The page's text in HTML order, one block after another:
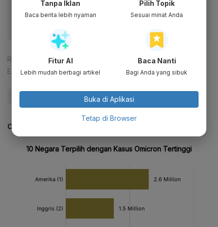
fitur menarik lainnya lewat aplikasi mobile Katadata.
Reporter:
Rizky Alika
Editor: Ameidyo Daud Nasution
#Covid-19 #Virus Corona
CEK JUGA DATA INI
Tanpa Iklan
Baca berita lebih nyaman
Pilih Topik
Sesuai minat Anda
Fitur AI
Lebih mudah berbagi artikel
Baca Nanti
Bagi Anda yang sibuk
Buka di Aplikasi
Tetap di Browser